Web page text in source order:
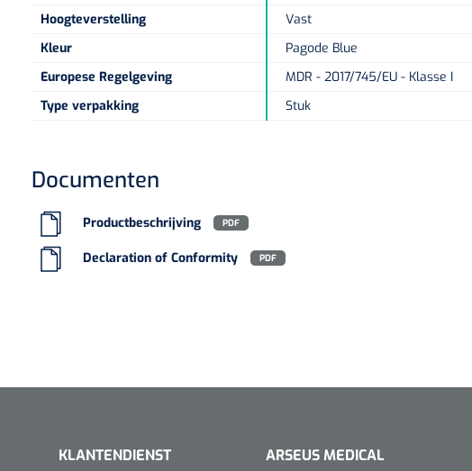
Hoogteverstelling
Vast
Kleur
Pagode Blue
Europese Regelgeving
MDR - 2017/745/EU - Klasse I
Type verpakking
Stuk
Documenten
Productbeschrijving PDF
Declaration of Conformity PDF
KLANTENDIENST ARSEUS MEDICAL